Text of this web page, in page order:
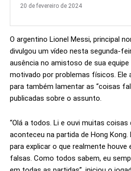
20 de fevereiro de 2024
O argentino Lionel Messi, principal
divulgou um vídeo nesta segunda-
ausência no amistoso de sua
motivado por problemas físicos. Ele
para também lamentar as “coisas
publicadas sobre o assunto.
“Olá a todos. Li e ouvi muitas coisas
aconteceu na partida de Hong
para explicar o que realmente houve
falsas. Como todos sabem, eu